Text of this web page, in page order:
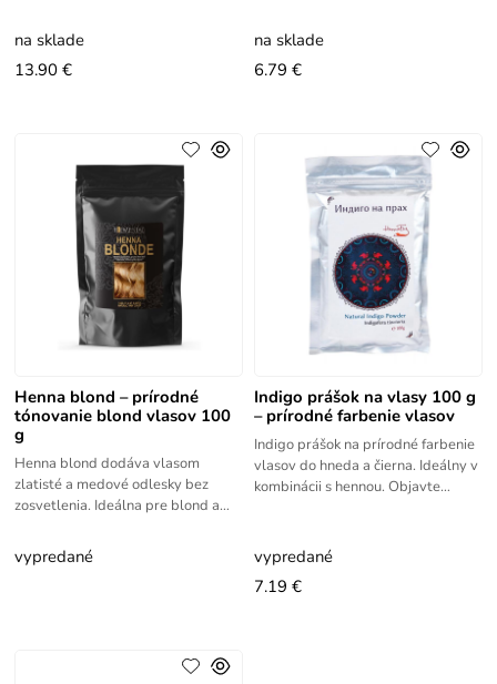
Prášok zo santalového dreva sa
na sklade
13.90 €
na sklade
6.79 €
Henna blond – prírodné
tónovanie blond vlasov 100
g
Henna blond dodáva vlasom
zlatisté a medové odlesky bez
zosvetlenia. Ideálna pre blond a
piatich rastlinných práškov, ktorá
vypredané
Indigo prášok na vlasy 100 g
– prírodné farbenie vlasov
Indigo prášok na prírodné farbenie
vlasov do hneda a čierna. Ideálny v
kombinácii s hennou. Objavte
vypredané
7.19 €